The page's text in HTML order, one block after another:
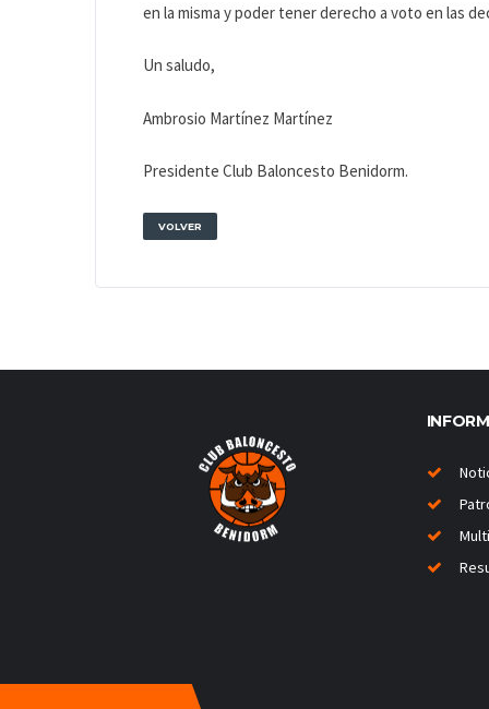
en la misma y poder tener derecho a voto en las
Un saludo,
Ambrosio Martínez Martínez
Presidente Club Baloncesto Benidorm.
VOLVER